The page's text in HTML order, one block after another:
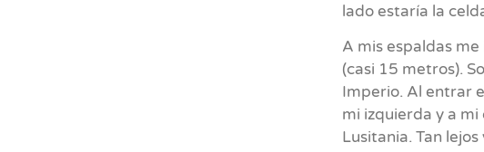
lado estaría la
A mis espaldas
(casi 15 metros).
Imperio. Al entrar
mi izquierda y a
Lusitania. Tan